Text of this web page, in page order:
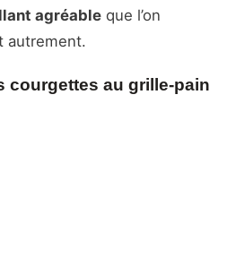
agréableque l’on
autrement.
courgettes au grille-pain